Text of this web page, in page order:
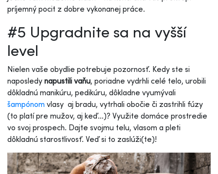
príjemný pocit z dobre vykonanej práce.
#5 Upgradnite sa na vyšší
level
Nielen vaše obydlie potrebuje pozornosť. Kedy ste si
naposledy napustili vaňu, poriadne vydrhli celé telo, urobili
dôkladnú manikúru, pedikúru, dôkladne vyumývali
šampónom vlasy aj bradu, vytrhali obočie či zastrihli fúzy
(to platí pre mužov, aj keď…)? Využite domáce prostredie
vo svoj prospech. Dajte svojmu telu, vlasom a pleti
dôkladnú starostlivosť. Veď si to zaslúži(te)!